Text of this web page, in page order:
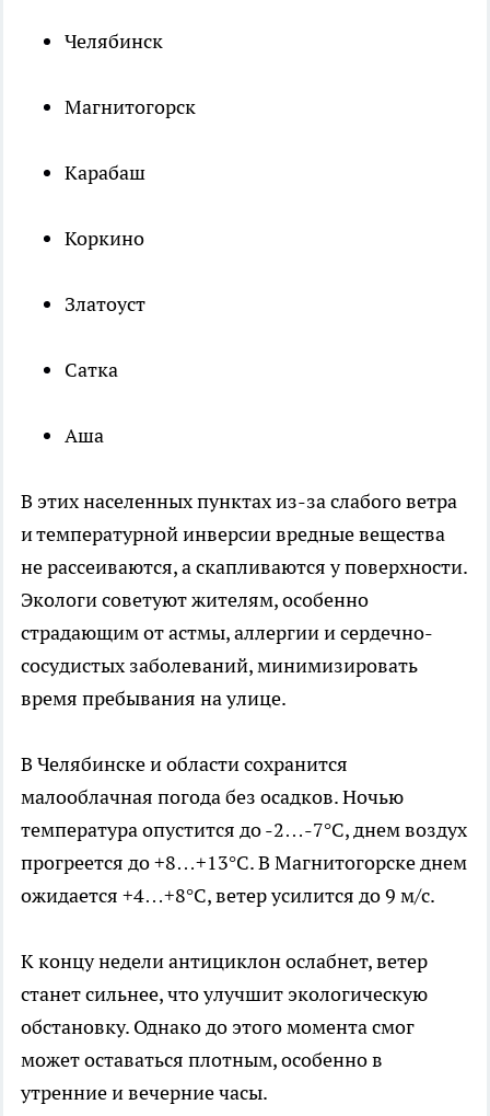
Челябинск
Магнитогорск
Карабаш
Коркино
Златоуст
Сатка
Аша
В этих населенных пунктах из-за слабого ветра
и температурной инверсии вредные вещества
не рассеиваются, а скапливаются у поверхности.
Экологи советуют жителям, особенно
страдающим от астмы, аллергии и сердечно-
сосудистых заболеваний, минимизировать
время пребывания на улице.
В Челябинске и области сохранится
малооблачная погода без осадков. Ночью
температура опустится до -2…-7°C, днем воздух
прогреется до +8…+13°C. В Магнитогорске днем
ожидается +4…+8°C, ветер усилится до 9 м/с.
К концу недели антициклон ослабнет, ветер
станет сильнее, что улучшит экологическую
обстановку. Однако до этого момента смог
может оставаться плотным, особенно в
утренние и вечерние часы.